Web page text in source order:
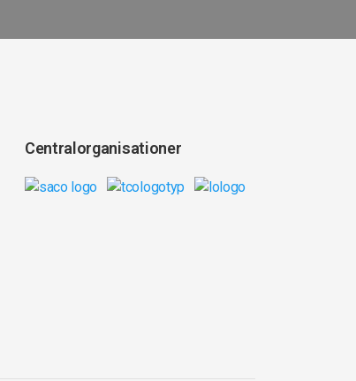
Centralorganisationer